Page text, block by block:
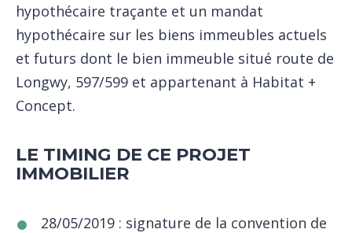
hypothécaire traçante et un mandat
hypothécaire sur les biens immeubles actuels
et futurs dont le bien immeuble situé route de
Longwy, 597/599 et appartenant à Habitat +
Concept.
LE TIMING DE CE PROJET
IMMOBILIER
28/05/2019 : signature de la convention de